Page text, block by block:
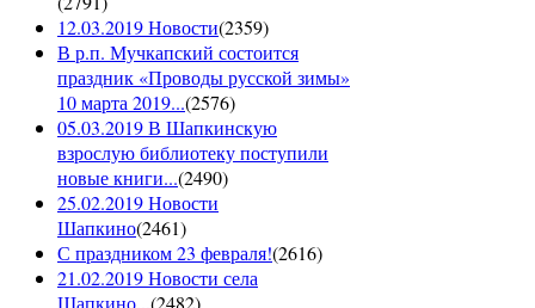
12.03.2019 Новости(2359)
В р.п. Мучкапский состоится
праздник «Проводы русской зимы»
10 марта 2019...(2576)
05.03.2019 В Шапкинскую
взрослую библиотеку поступили
новые книги...(2490)
25.02.2019 Новости
Шапкино(2461)
С праздником 23 февраля!(2616)
21.02.2019 Новости села
Шапкино...(2482)